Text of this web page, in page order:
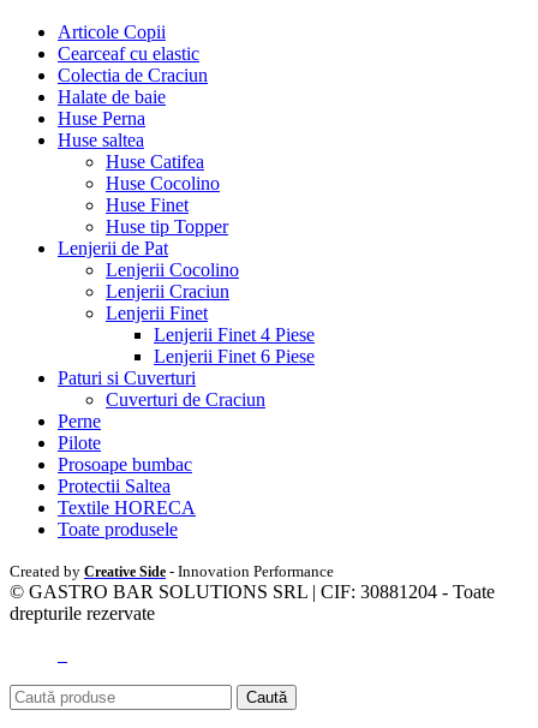
Articole Copii
Cearceaf cu elastic
Colectia de Craciun
Halate de baie
Huse Perna
Huse saltea
Huse Catifea
Huse Cocolino
Huse Finet
Huse tip Topper
Lenjerii de Pat
Lenjerii Cocolino
Lenjerii Craciun
Lenjerii Finet
Lenjerii Finet 4 Piese
Lenjerii Finet 6 Piese
Paturi si Cuverturi
Cuverturi de Craciun
Perne
Pilote
Prosoape bumbac
Protectii Saltea
Textile HORECA
Toate produsele
Created by Creative Side - Innovation Performance
© GASTRO BAR SOLUTIONS SRL | CIF: 30881204 - Toate
drepturile rezervate
Caută